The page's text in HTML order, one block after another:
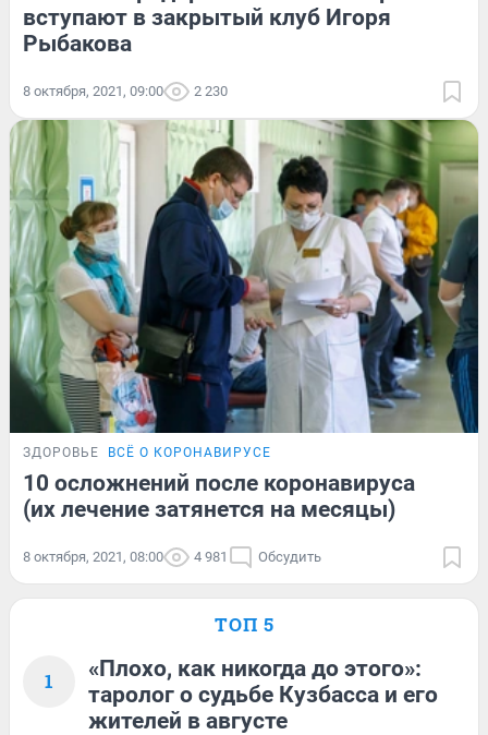
вступают в закрытый клуб Игоря
Рыбакова
8 октября, 2021, 09:00 2 230
ЗДОРОВЬЕ ВСЁ О КОРОНАВИРУСЕ
10 осложнений после коронавируса
(их лечение затянется на месяцы)
8 октября, 2021, 08:00 4 981 Обсудить
ТОП 5
1
«Плохо, как никогда до этого»:
таролог о судьбе Кузбасса и его
жителей в августе